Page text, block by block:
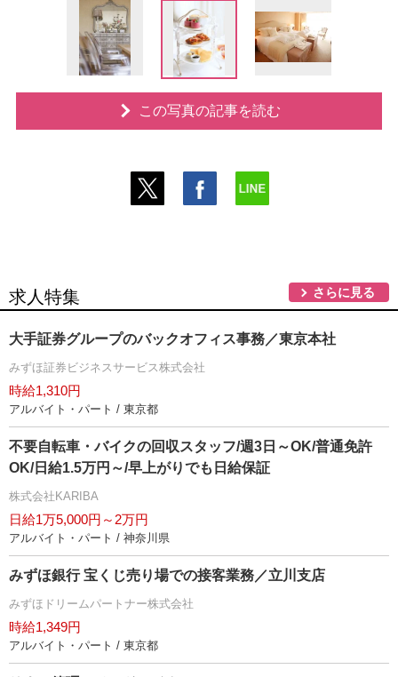
この写真の記事を読む
求人特集 さらに見る
大手証券グループのバックオフィス事務／東京本社
みずほ証券ビジネスサービス株式会社
時給1,310円
アルバイト・パート / 東京都
不要自転車・バイクの回収スタッフ/週3日～OK/普通免許
OK/日給1.5万円～/早上がりでも日給保証
株式会社KARIBA
日給1万5,000円～2万円
アルバイト・パート / 神奈川県
みずほ銀行 宝くじ売り場での接客業務／立川支店
みずほドリームパートナー株式会社
時給1,349円
アルバイト・パート / 東京都